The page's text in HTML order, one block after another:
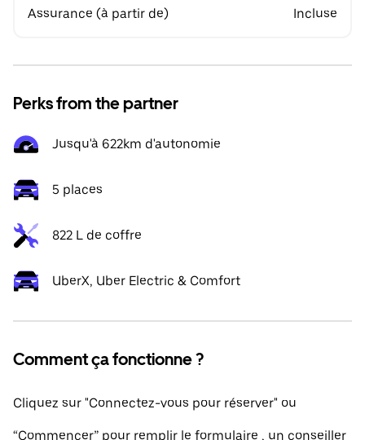
Assurance (à partir de) Incluse
Perks from the partner
Jusqu'à 622km d'autonomie
5 places
822 L de coffre
UberX, Uber Electric & Comfort
Comment ça fonctionne ?
Cliquez sur "Connectez-vous pour réserver" ou
“Commencer” pour remplir le formulaire , un conseiller